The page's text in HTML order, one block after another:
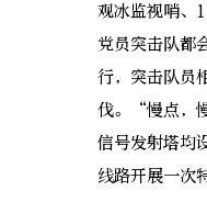
观冰监视哨、
党员突击队都
行，突击队员
伐。“慢点，
信号发射塔均
线路开展一次